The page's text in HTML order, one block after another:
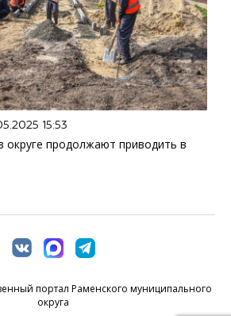
15:53
округе продолжают приводить в
портал Раменского муниципального
округа